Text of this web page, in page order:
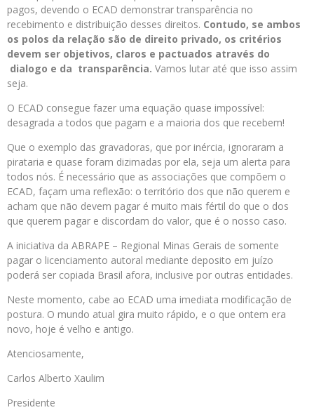
pagos, devendo o ECAD demonstrar transparência no
recebimento e distribuição desses direitos. Contudo, se ambos
os polos da relação são de direito privado, os critérios
devem ser objetivos, claros e pactuados através do
dialogo e da transparência. Vamos lutar até que isso assim
seja.
O ECAD consegue fazer uma equação quase impossível:
desagrada a todos que pagam e a maioria dos que recebem!
Que o exemplo das gravadoras, que por inércia, ignoraram a
pirataria e quase foram dizimadas por ela, seja um alerta para
todos nós. É necessário que as associações que compõem o
ECAD, façam uma reflexão: o território dos que não querem e
acham que não devem pagar é muito mais fértil do que o dos
que querem pagar e discordam do valor, que é o nosso caso.
A iniciativa da ABRAPE – Regional Minas Gerais de somente
pagar o licenciamento autoral mediante deposito em juízo
poderá ser copiada Brasil afora, inclusive por outras entidades.
Neste momento, cabe ao ECAD uma imediata modificação de
postura. O mundo atual gira muito rápido, e o que ontem era
novo, hoje é velho e antigo.
Atenciosamente,
Carlos Alberto Xaulim
Presidente